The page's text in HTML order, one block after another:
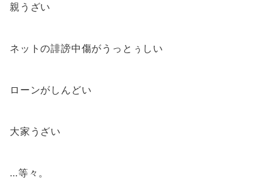
親うざい
ネットの誹謗中傷がうっとぅしい
ローンがしんどい
大家うざい
…等々。